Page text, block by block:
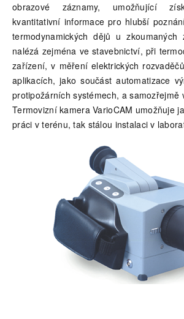
obrazové záznamy, umožňující
kvantitativní informace pro hlubší
termodynamických dějů u zkoumaných
nalézá zejména ve stavebnictví, při
zařízení, v měření elektrických
aplikacích, jako součást automatizace
protipožárních systémech, a samozřejmě
Termovizní kamera VarioCAM umožňuje
práci v terénu, tak stálou instalaci v